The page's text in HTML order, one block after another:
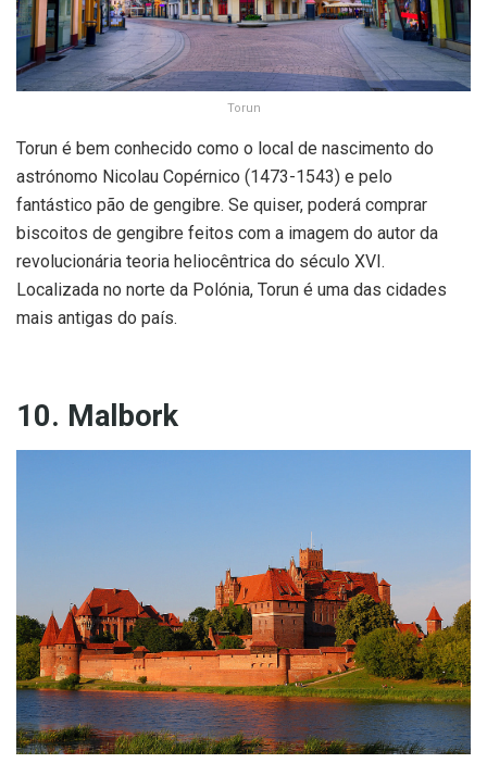
Torun
Torun é bem conhecido como o local de nascimento do
astrónomo Nicolau Copérnico (1473-1543) e pelo
fantástico pão de gengibre. Se quiser, poderá comprar
biscoitos de gengibre feitos com a imagem do autor da
revolucionária teoria heliocêntrica do século XVI.
Localizada no norte da Polónia, Torun é uma das cidades
mais antigas do país.
10. Malbork